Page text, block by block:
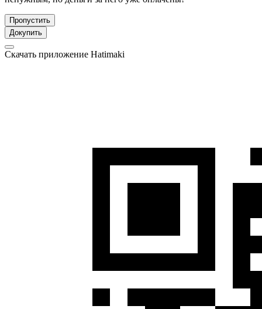
Пропустить
Докупить
Скачать приложение Hatimaki